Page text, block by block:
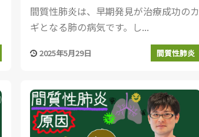
間質性肺炎は、早期発見が治療成功のカ
ギとなる肺の病気です。し...
2025年5月29日 間質性肺炎